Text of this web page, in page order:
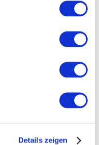
Details zeigen